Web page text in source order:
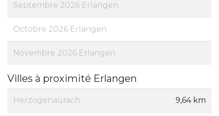
Septembre 2026 Erlangen
Octobre 2026 Erlangen
Novembre 2026 Erlangen
Villes à proximité Erlangen
Herzogenaurach 9,64 km